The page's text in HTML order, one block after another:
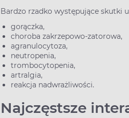
Bardzo rzadko występujące skutki
gorączka,
choroba zakrzepowo-zatorowa,
agranulocytoza,
neutropenia,
trombocytopenia,
artralgia,
reakcja nadwrażliwości.
Najczęstsze